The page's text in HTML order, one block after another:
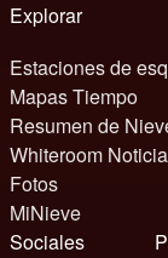
Explorar
Estaciones de
Mapas Tiempo
Resumen de
Whiteroom
Fotos
MiNieve
Sociales